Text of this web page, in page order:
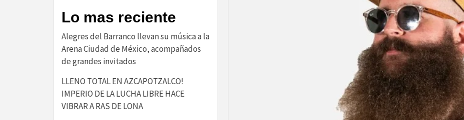
Lo mas reciente
Alegres del Barranco llevan su música a la
Arena Ciudad de México, acompañados
de grandes invitados
LLENO TOTAL EN AZCAPOTZALCO!
IMPERIO DE LA LUCHA LIBRE HACE
VIBRAR A RAS DE LONA